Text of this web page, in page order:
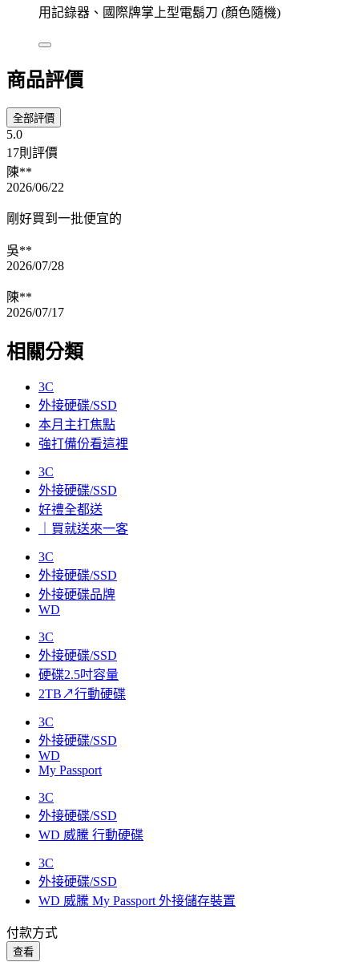
用記錄器、國際牌掌上型電鬍刀 (顏色隨機)
商品評價
全部評價
5.0
17則評價
陳**
2026/06/22
剛好買到一批便宜的
吳**
2026/07/28
陳**
2026/07/17
相關分類
3C
外接硬碟/SSD
本月主打焦點
強打備份看這裡
3C
外接硬碟/SSD
好禮全都送
｜買就送來一客
3C
外接硬碟/SSD
外接硬碟品牌
WD
3C
外接硬碟/SSD
硬碟2.5吋容量
2TB↗行動硬碟
3C
外接硬碟/SSD
WD
My Passport
3C
外接硬碟/SSD
WD 威騰 行動硬碟
3C
外接硬碟/SSD
WD 威騰 My Passport 外接儲存裝置
付款方式
查看